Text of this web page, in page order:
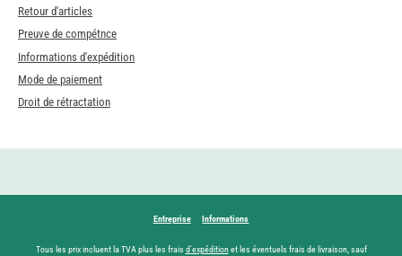
Retour d'articles
Preuve de compétnce
Informations d'expédition
Mode de paiement
Droit de rétractation
Entreprise Informations
Tous les prix incluent la TVA plus les frais d'expéditionet les éventuels frais de livraison, sauf